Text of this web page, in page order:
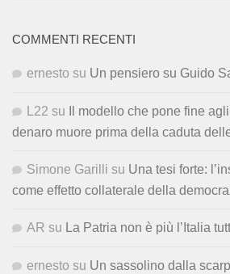
COMMENTI RECENTI
ernesto su Un pensiero su Guido
L22 su
Il modello che pone fine
denaro muore prima della caduta
Simone Garilli su Una tesi forte:
come effetto collaterale della
AR su La Patria non è più l’Italia
ernesto su Un sassolino dalla